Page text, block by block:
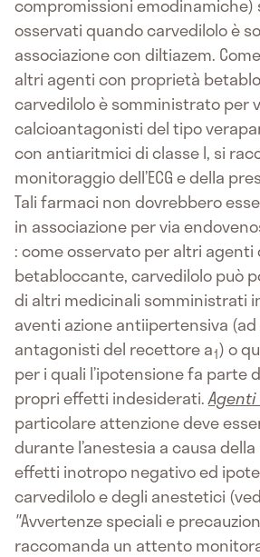
compromissioni emodinamiche)
osservati quando carvedilolo è
associazione con diltiazem.
altri agenti con proprietà
carvedilolo è somministrato per
calcioantagonisti del tipo
con antiaritmici di classe I, si
monitoraggio dell’ECG e della
Tali farmaci non dovrebbero
in associazione per via
: come osservato per altri
betabloccante, carvedilolo può
di altri medicinali somministrati
aventi azione antiipertensiva
antagonisti del recettore a1) o
per i quali l’ipotensione fa parte
propri effetti indesiderati.
particolare attenzione deve
durante l’anestesia a causa
effetti inotropo negativo ed
carvedilolo e degli anestetici
"Avvertenze speciali e
raccomanda un attento